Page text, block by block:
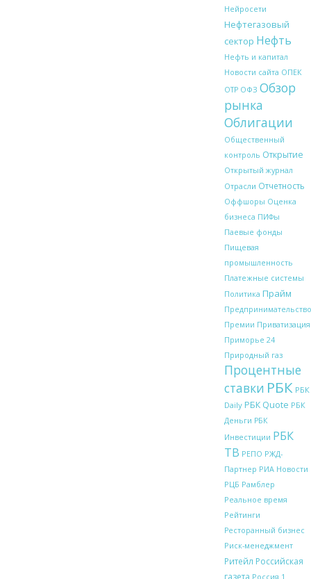
Нейросети
Нефтегазовый
сектор Нефть
Нефть и капитал
Новости сайта ОПЕК
ОТР ОФЗ Обзор
рынка
Облигации
Общественный
контроль Открытие
Открытый журнал
Отрасли Отчетность
Оффшоры Оценка
бизнеса ПИФы
Паевые фонды
Пищевая
промышленность
Платежные системы
Политика Прайм
Предпринимательство
Премии Приватизация
Приморье 24
Природный газ
Процентные
ставки РБК РБК
Daily РБК Quote РБК
Деньги РБК
Инвестиции РБК
ТВ РЕПО РЖД-
Партнер РИА Новости
РЦБ Рамблер
Реальное время
Рейтинги
Ресторанный бизнес
Риск-менеджмент
Ритейл Российская
Россия 1